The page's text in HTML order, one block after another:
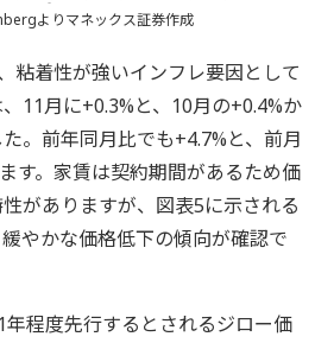
よりマネックス証券作成
粘着性が強いインフレ要因として
11月に+0.3%と、10月の+0.4%か
。前年同月比でも+4.7%と、前月
す。家賃は契約期間があるため価
がありますが、図表5に示される
やかな価格低下の傾向が確認で
年程度先行するとされるジロー価